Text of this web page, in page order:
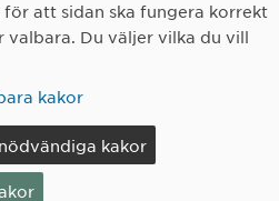
Tel: 090-786 50
Hitta till oss
att sidan ska fungera korrekt
valbara. Du väljer vilka du vill
kakor
kakor